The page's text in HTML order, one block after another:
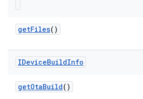
getFiles()
IDeviceBuildInfo
getOtaBuild()